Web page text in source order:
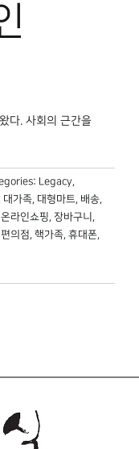
다. 사회의 근간을
Legacy,
, 대가족, 대형마트, 배송,
온라인쇼핑, 장바구니 ,
편의점, 핵가족, 휴대폰,